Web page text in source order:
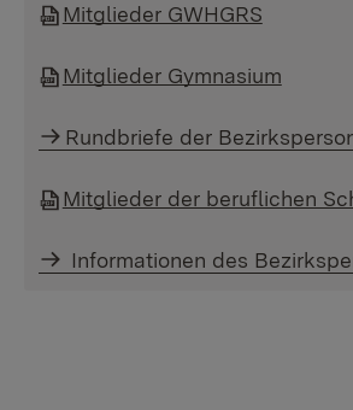
Mitglieder GWHGRS
Mitglieder Gymnasium
Rundbriefe der
Mitglieder der beruflichen
Informationen des